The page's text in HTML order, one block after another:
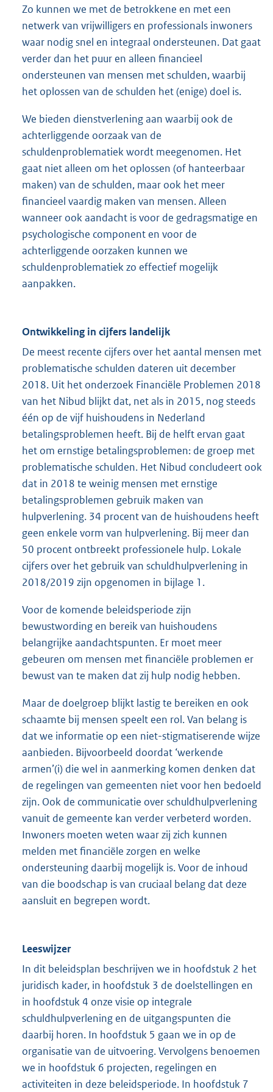
Zo kunnen we met de betrokkene en met een
netwerk van vrijwilligers en professionals inwoners
waar nodig snel en integraal ondersteunen. Dat gaat
verder dan het puur en alleen financieel
ondersteunen van mensen met schulden, waarbij
het oplossen van de schulden het (enige) doel is.
We bieden dienstverlening aan waarbij ook de
achterliggende oorzaak van de
schuldenproblematiek wordt meegenomen. Het
gaat niet alleen om het oplossen (of hanteerbaar
maken) van de schulden, maar ook het meer
financieel vaardig maken van mensen. Alleen
wanneer ook aandacht is voor de gedragsmatige en
psychologische component en voor de
achterliggende oorzaken kunnen we
schuldenproblematiek zo effectief mogelijk
aanpakken.
Ontwikkeling in cijfers landelijk
De meest recente cijfers over het aantal mensen met
problematische schulden dateren uit december
2018. Uit het onderzoek Financiële Problemen 2018
van het Nibud blijkt dat, net als in 2015, nog steeds
één op de vijf huishoudens in Nederland
betalingsproblemen heeft. Bij de helft ervan gaat
het om ernstige betalingsproblemen: de groep met
problematische schulden. Het Nibud concludeert ook
dat in 2018 te weinig mensen met ernstige
betalingsproblemen gebruik maken van
hulpverlening. 34 procent van de huishoudens heeft
geen enkele vorm van hulpverlening. Bij meer dan
50 procent ontbreekt professionele hulp. Lokale
cijfers over het gebruik van schuldhulpverlening in
2018/2019 zijn opgenomen in bijlage 1.
Voor de komende beleidsperiode zijn
bewustwording en bereik van huishoudens
belangrijke aandachtspunten. Er moet meer
gebeuren om mensen met financiële problemen er
bewust van te maken dat zij hulp nodig hebben.
Maar de doelgroep blijkt lastig te bereiken en ook
schaamte bij mensen speelt een rol. Van belang is
dat we informatie op een niet-stigmatiserende wijze
aanbieden. Bijvoorbeeld doordat ‘werkende
armen’(i) die wel in aanmerking komen denken dat
de regelingen van gemeenten niet voor hen bedoeld
zijn. Ook de communicatie over schuldhulpverlening
vanuit de gemeente kan verder verbeterd worden.
Inwoners moeten weten waar zij zich kunnen
melden met financiële zorgen en welke
ondersteuning daarbij mogelijk is. Voor de inhoud
van die boodschap is van cruciaal belang dat deze
aansluit en begrepen wordt.
Leeswijzer
In dit beleidsplan beschrijven we in hoofdstuk 2 het
juridisch kader, in hoofdstuk 3 de doelstellingen en
in hoofdstuk 4 onze visie op integrale
schuldhulpverlening en de uitgangspunten die
daarbij horen. In hoofdstuk 5 gaan we in op de
organisatie van de uitvoering. Vervolgens benoemen
we in hoofdstuk 6 projecten, regelingen en
activiteiten in deze beleidsperiode. In hoofdstuk 7